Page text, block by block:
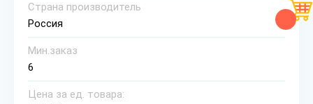
Страна производитель
Россия
Мин.заказ
6
Цена за ед. товара: